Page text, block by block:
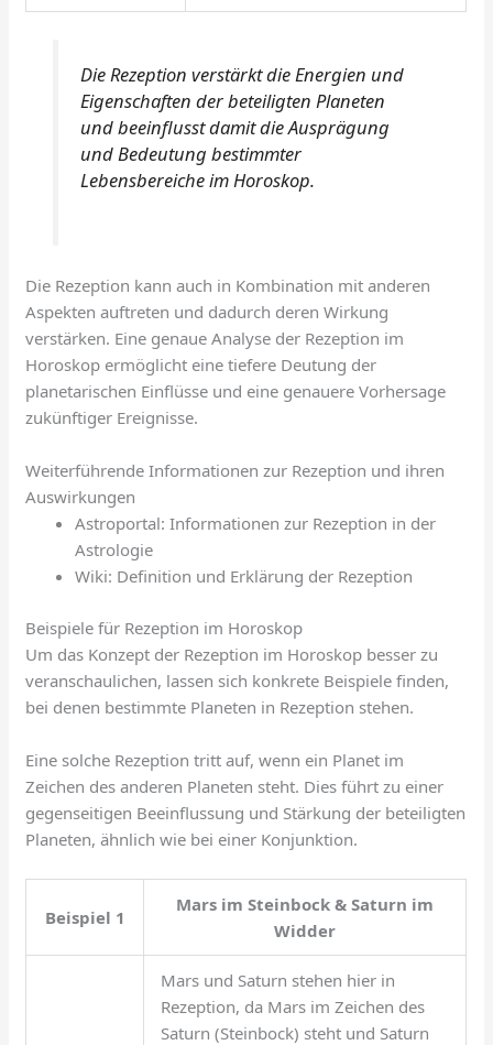
Die Rezeption verstärkt die Energien und
Eigenschaften der beteiligten Planeten
und beeinflusst damit die Ausprägung
und Bedeutung bestimmter
Lebensbereiche im Horoskop.
Die Rezeption kann auch in Kombination mit anderen
Aspekten auftreten und dadurch deren Wirkung
verstärken. Eine genaue Analyse der Rezeption im
Horoskop ermöglicht eine tiefere Deutung der
planetarischen Einflüsse und eine genauere Vorhersage
zukünftiger Ereignisse.
Weiterführende Informationen zur Rezeption und ihren
Auswirkungen
Astroportal: Informationen zur Rezeption in der
Astrologie
Wiki: Definition und Erklärung der Rezeption
Beispiele für Rezeption im Horoskop
Um das Konzept der Rezeption im Horoskop besser zu
veranschaulichen, lassen sich konkrete Beispiele finden,
bei denen bestimmte Planeten in Rezeption stehen.
Eine solche Rezeption tritt auf, wenn ein Planet im
Zeichen des anderen Planeten steht. Dies führt zu einer
gegenseitigen Beeinflussung und Stärkung der beteiligten
Planeten, ähnlich wie bei einer Konjunktion.
Beispiel 1
Mars im Steinbock & Saturn im
Widder
Mars und Saturn stehen hier in
Rezeption, da Mars im Zeichen des
Saturn (Steinbock) steht und Saturn